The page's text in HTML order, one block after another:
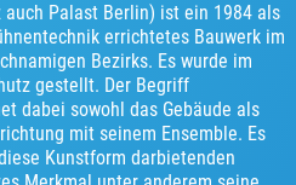
Palast Berlin) ist ein 1984 als
errichtetes Bauwerk im
Bezirks. Es wurde im
gestellt. Der Begriff
dabei sowohl das Gebäude als
mit seinem Ensemble. Es
Kunstform darbietenden